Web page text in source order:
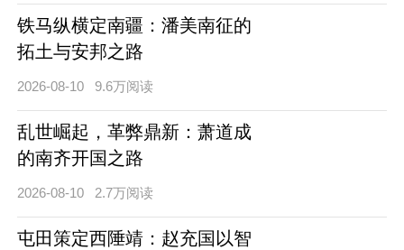
铁马纵横定南疆：潘美南征的
拓土与安邦之路
2026-08-10 9.6万阅读
乱世崛起，革弊鼎新：萧道成
的南齐开国之路
2026-08-10 2.7万阅读
屯田策定西陲靖：赵充国以智